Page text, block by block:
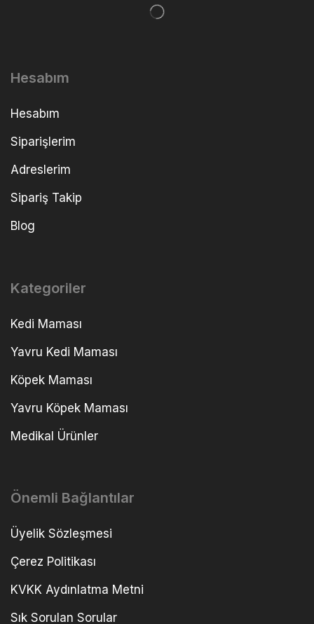
Hesabım
Hesabım
Siparişlerim
Adreslerim
Sipariş Takip
Blog
Kategoriler
Kedi Maması
Yavru Kedi Maması
Köpek Maması
Yavru Köpek Maması
Medikal Ürünler
Önemli Bağlantılar
Üyelik Sözleşmesi
Çerez Politikası
KVKK Aydınlatma Metni
Sık Sorulan Sorular